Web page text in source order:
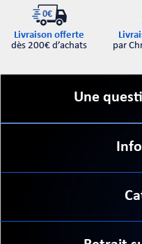
Livraison offerte
dès 200€ d’achats
par
Une